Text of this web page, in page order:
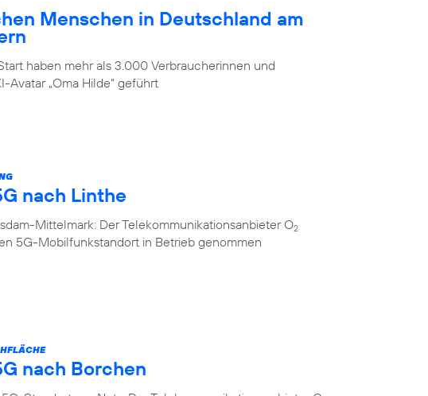
Menschen in Deutschland am
haben mehr als 3.000 Verbraucherinnen und
Avatar „Oma Hilde“ geführt
nach Linthe
Mittelmark: Der Telekommunikationsanbieter O2
5G-Mobilfunkstandort in Betrieb genommen
nach Borchen